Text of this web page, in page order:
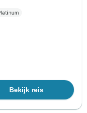
Bekijk reis